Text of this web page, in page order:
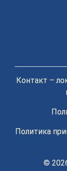
Контакт –
Политика
©